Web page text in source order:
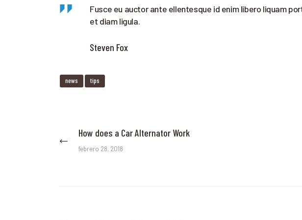
Fusce eu auctor ante ellentesque id enim libero liquam
et diam ligula.
Steven Fox
news tips
Navegación
de
Previous
post:
How does a Car Alternator Work
febrero 28, 2018